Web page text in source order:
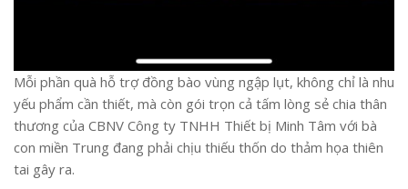
Mỗi phần quà hỗ trợ đồng bào vùng ngập lụt, không chỉ là nhu
yếu phẩm cần thiết, mà còn gói trọn cả tấm lòng sẻ chia thân
thương của CBNV Công ty TNHH Thiết bị Minh Tâm với bà
con miền Trung đang phải chịu thiếu thốn do thảm họa thiên
tai gây ra.